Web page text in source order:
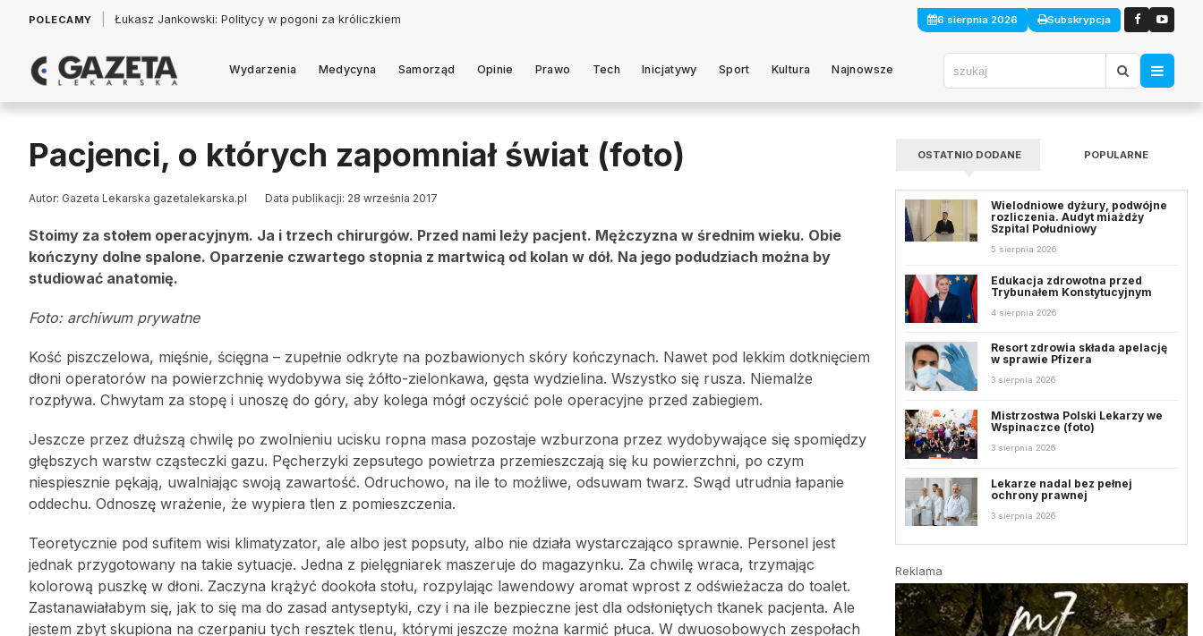
POLECAMY Łukasz Jankowski: Politycy w pogoni za króliczkiem 6 sierpnia 2026 Subskrypcja
Wydarzenia Medycyna Samorząd Opinie Prawo Tech Inicjatywy Sport Kultura Najnowsze
Pacjenci, o których zapomniał świat (foto)
Autor: Gazeta Lekarska gazetalekarska.pl Data publikacji: 28 września 2017
Stoimy za stołem operacyjnym. Ja i trzech chirurgów. Przed nami leży pacjent. Mężczyzna w średnim wieku. Obie
kończyny dolne spalone. Oparzenie czwartego stopnia z martwicą od kolan w dół. Na jego podudziach można by
studiować anatomię.
Foto: archiwum prywatne
Kość piszczelowa, mięśnie, ścięgna – zupełnie odkryte na pozbawionych skóry kończynach. Nawet pod lekkim dotknięciem
dłoni operatorów na powierzchnię wydobywa się żółto-zielonkawa, gęsta wydzielina. Wszystko się rusza. Niemalże
rozpływa. Chwytam za stopę i unoszę do góry, aby kolega mógł oczyścić pole operacyjne przed zabiegiem.
Jeszcze przez dłuższą chwilę po zwolnieniu ucisku ropna masa pozostaje wzburzona przez wydobywające się spomiędzy
głębszych warstw cząsteczki gazu. Pęcherzyki zepsutego powietrza przemieszczają się ku powierzchni, po czym
niespiesznie pękają, uwalniając swoją zawartość. Odruchowo, na ile to możliwe, odsuwam twarz. Swąd utrudnia łapanie
oddechu. Odnoszę wrażenie, że wypiera tlen z pomieszczenia.
Teoretycznie pod sufitem wisi klimatyzator, ale albo jest popsuty, albo nie działa wystarczająco sprawnie. Personel jest
jednak przygotowany na takie sytuacje. Jedna z pielęgniarek maszeruje do magazynku. Za chwilę wraca, trzymając
kolorową puszkę w dłoni. Zaczyna krążyć dookoła stołu, rozpylając lawendowy aromat wprost z odświeżacza do toalet.
Zastanawiałabym się, jak to się ma do zasad antyseptyki, czy i na ile bezpieczne jest dla odsłoniętych tkanek pacjenta. Ale
jestem zbyt skupiona na czerpaniu tych resztek tlenu, którymi jeszcze można karmić płuca. W dwuosobowych zespołach
OSTATNIO DODANE POPULARNE
Wielodniowe dyżury, podwójne
rozliczenia. Audyt miażdży
Szpital Południowy
5 sierpnia 2026
Edukacja zdrowotna przed
Trybunałem Konstytucyjnym
4 sierpnia 2026
Resort zdrowia składa apelację
w sprawie Pfizera
3 sierpnia 2026
Mistrzostwa Polski Lekarzy we
Wspinaczce (foto)
3 sierpnia 2026
Lekarze nadal bez pełnej
ochrony prawnej
3 sierpnia 2026
Reklama